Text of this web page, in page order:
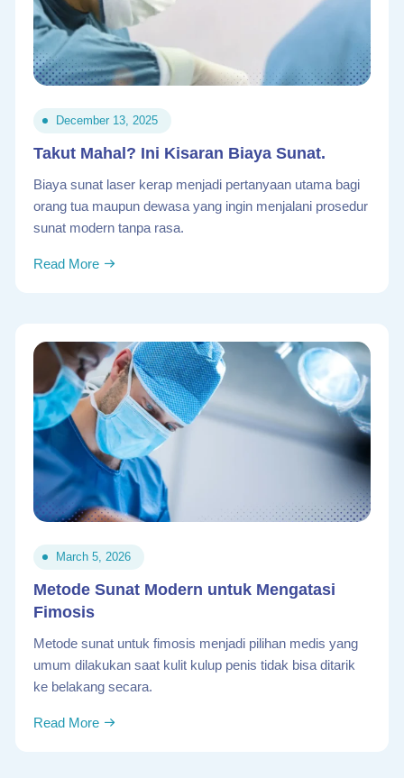
December 13, 2025
Takut Mahal? Ini Kisaran Biaya Sunat.
Biaya sunat laser kerap menjadi pertanyaan utama bagi
orang tua maupun dewasa yang ingin menjalani prosedur
sunat modern tanpa rasa.
Read More
March 5, 2026
Metode Sunat Modern untuk Mengatasi
Fimosis
Metode sunat untuk fimosis menjadi pilihan medis yang
umum dilakukan saat kulit kulup penis tidak bisa ditarik
ke belakang secara.
Read More